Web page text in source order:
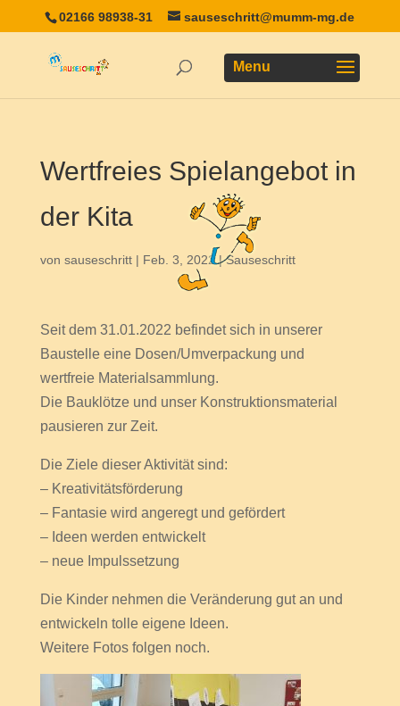
02166 98938-31 sauseschritt@mumm-mg.de
Wertfreies Spielangebot in
der Kita
von sauseschritt| Feb. 3, 2022|Sauseschritt
Seit dem 31.01.2022 befindet sich in unserer
Baustelle eine Dosen/Umverpackung und
wertfreie Materialsammlung.
Die Bauklötze und unser Konstruktionsmaterial
pausieren zur Zeit.
Die Ziele dieser Aktivität sind:
– Kreativitätsförderung
– Fantasie wird angeregt und gefördert
– Ideen werden entwickelt
– neue Impulssetzung
Die Kinder nehmen die Veränderung gut an und
entwickeln tolle eigene Ideen.
Weitere Fotos folgen noch.